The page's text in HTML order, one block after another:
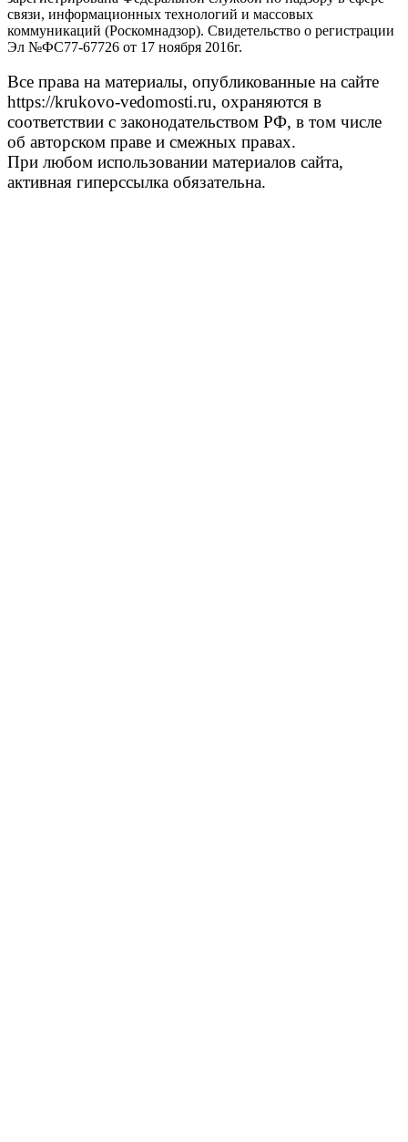
связи, информационных технологий и массовых
коммуникаций (Роскомнадзор). Свидетельство о регистрации
Эл №ФС77-67726 от 17 ноября 2016г.
Все права на материалы, опубликованные на сайте
https://krukovo-vedomosti.ru, охраняются в
соответствии с законодательством РФ, в том числе
об авторском праве и смежных правах.
При любом использовании материалов сайта,
активная гиперссылка обязательна.